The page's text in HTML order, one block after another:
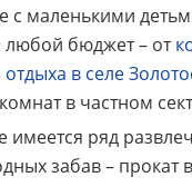
с маленькими
любой бюджет – от
отдыха в селе
в частном
имеется ряд
забав – прокат